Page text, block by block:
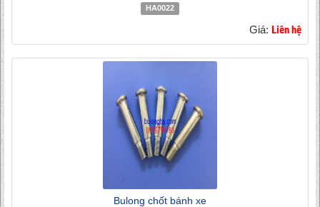
HA0022
Giá: Liên hệ
Bulong chốt bánh xe